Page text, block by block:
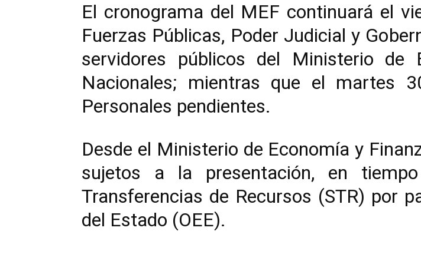
El cronograma del MEF continuará el
Fuerzas Públicas, Poder Judicial y
servidores públicos del Ministerio de
Nacionales; mientras que el martes
Personales pendientes.
Desde el Ministerio de Economía y
sujetos a la presentación, en
Transferencias de Recursos (STR) por
del Estado (OEE).